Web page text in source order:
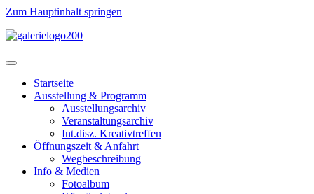
Zum Hauptinhalt springen
Startseite
Ausstellung & Programm
Ausstellungsarchiv
Veranstaltungsarchiv
Int.disz. Kreativtreffen
Öffnungszeit & Anfahrt
Wegbeschreibung
Info & Medien
Fotoalbum